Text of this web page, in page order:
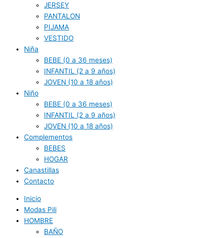
JERSEY
PANTALON
PIJAMA
VESTIDO
Niña
BEBE (0 a 36 meses)
INFANTIL (2 a 9 años)
JOVEN (10 a 18 años)
Niño
BEBE (0 a 36 meses)
INFANTIL (2 a 9 años)
JOVEN (10 a 18 años)
Complementos
BEBES
HOGAR
Canastillas
Contacto
Inicio
Modas Pili
HOMBRE
BAÑO